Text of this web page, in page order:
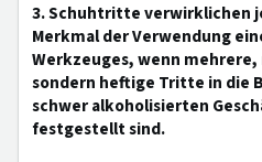
3. Schuhtritte verwirklichen
Merkmal der Verwendung
Werkzeuges, wenn
sondern heftige Tritte in die
schwer alkoholisierten
festgestellt sind.